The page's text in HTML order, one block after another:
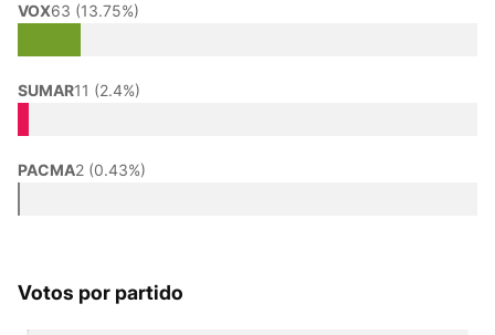
VOX63 (13.75%)
SUMAR11 (2.4%)
PACMA2 (0.43%)
Votos por partido